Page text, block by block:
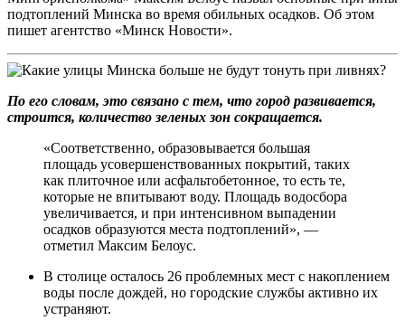
подтоплений Минска во время обильных осадков. Об этом
пишет агентство «Минск Новости».
По его словам, это связано с тем, что город развивается,
строится, количество зеленых зон сокращается.
«Соответственно, образовывается большая
площадь усовершенствованных покрытий, таких
как плиточное или асфальтобетонное, то есть те,
которые не впитывают воду. Площадь водосбора
увеличивается, и при интенсивном выпадении
осадков образуются места подтоплений», —
отметил Максим Белоус.
В столице осталось 26 проблемных мест с накоплением
воды после дождей, но городские службы активно их
устраняют.